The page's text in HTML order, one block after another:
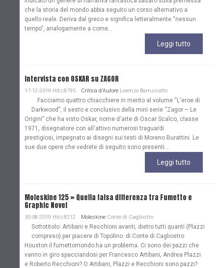
che la storia del mondo abbia seguito un corso alternativo a
quello reale. Deriva dal greco e significa letteralmente “nessun
tempo”, analogamente a come...
Leggi tutto
Intervista con OSKAR su ZAGOR
17-12-2019 Hits:8795 Critica d'Autore Lorenzo Barruscotto
Facciamo quattro chiacchiere in merito al volume “L'eroe di
Darkwood”, il sesto e conclusivo della mini serie “Zagor – Le
Origini” che ha visto Oskar, nome d'arte di Oscar Scalco, classe
1971, disegnatore con all'attivo numerosi traguardi
prestigiosi, impegnato ai disegni sui testi di Moreno Burattini. Le
sue due opere che vedrete di seguito sono presenti...
Leggi tutto
Moleskine 125 » Quella falsa differenza tra Fumetto e
Graphic Novel
30-08-2019 Hits:8212 Moleskine Conte di Cagliostro
Sottotitolo: Artibani e Recchioni avanti, dietro tutti quanti (Plazzi
compreso) per piacere di Topolino. di Conte di Cagliostro
Houston il fumettomondo ha un problema. Ci sono dei pazzi che
vanno in giro spacciandosi per Francesco Artibani, Andrea Plazzi
e Roberto Recchioni? O Artibani, Plazzi e Recchioni sono pazzi?